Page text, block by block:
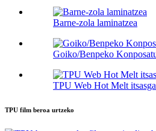
Barne-zola laminatzea
Goiko/Benpeko
TPU Web Hot Melt
TPU film beroa urtzeko